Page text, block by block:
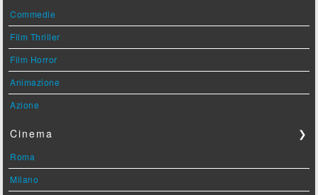
Commedie
Film Thriller
Film Horror
Animazione
Azione
Cinema ❯
Roma
Milano